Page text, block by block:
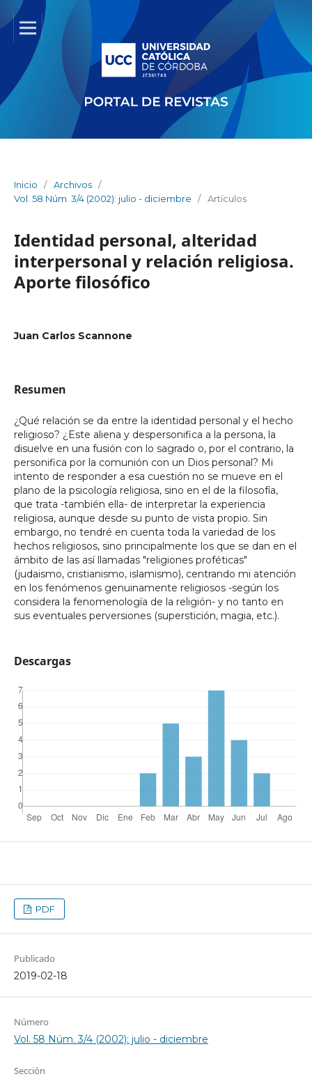
Inicio / Archivos /
Vol. 58 Núm. 3/4 (2002): julio - diciembre
/ Artículos
Identidad personal, alteridad
interpersonal y relación religiosa.
Aporte filosófico
Juan Carlos Scannone
Resumen
¿Qué relación se da entre la identidad personal y el hecho
religioso? ¿Este aliena y despersonifica a la persona, la
disuelve en una fusión con lo sagrado o, por el contrario, la
personifica por la comunión con un Dios personal? Mi
intento de responder a esa cuestión no se mueve en el
plano de la psicología religiosa, sino en el de la filosofía,
que trata -también ella- de interpretar la experiencia
religiosa, aunque desde su punto de vista propio. Sin
embargo, no tendré en cuenta toda la variedad de los
hechos religiosos, sino principalmente los que se dan en el
ámbito de las así llamadas "religiones proféticas"
(judaismo, cristianismo, islamismo), centrando mi atención
en los fenómenos genuinamente religiosos -según los
considera la fenomenología de la religión- y no tanto en
sus eventuales perversiones (superstición, magia, etc.).
Descargas
PDF
Publicado
2019-02-18
Número
Vol. 58 Núm. 3/4 (2002): julio - diciembre
Sección